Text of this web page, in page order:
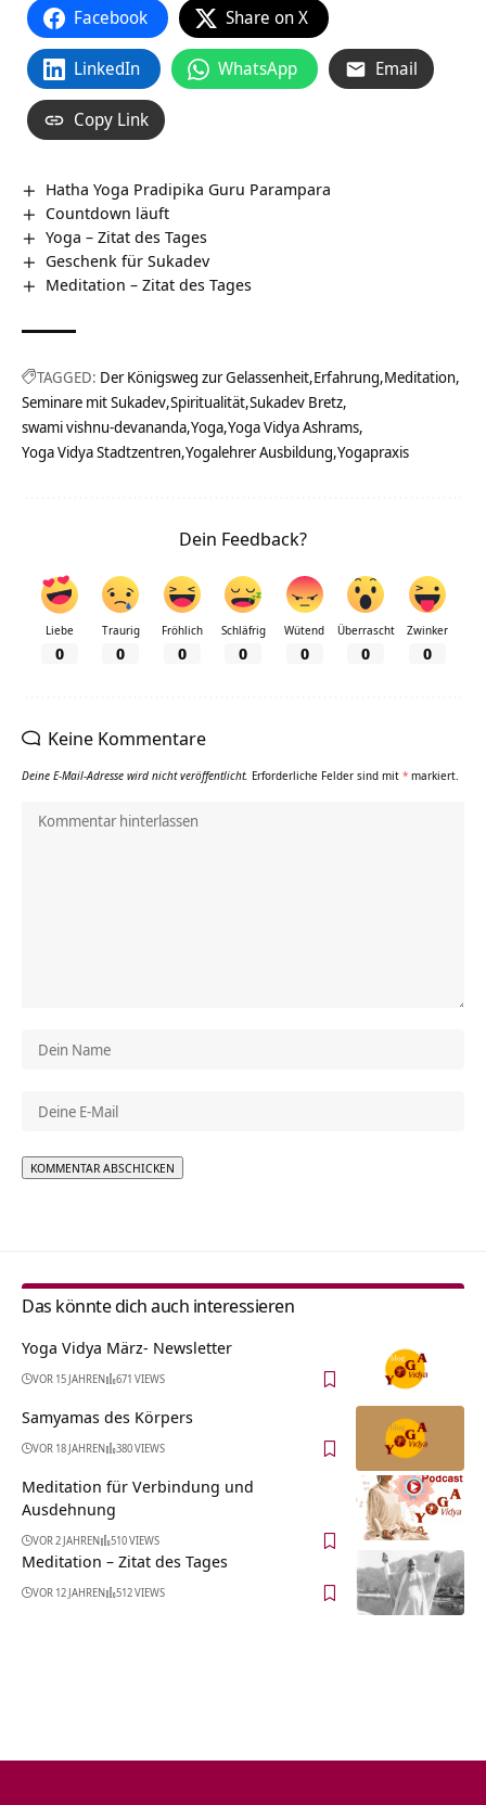
Facebook Share on X
LinkedIn WhatsApp Email
Copy Link
Hatha Yoga Pradipika Guru Parampara
Countdown läuft
Yoga – Zitat des Tages
Geschenk für Sukadev
Meditation – Zitat des Tages
TAGGED: Der Königsweg zur Gelassenheit Erfahrung Meditation
Seminare mit Sukadev Spiritualität Sukadev Bretz
swami vishnu-devananda Yoga Yoga Vidya Ashrams
Yoga Vidya Stadtzentren Yogalehrer Ausbildung Yogapraxis
Dein Feedback?
Liebe
0
Traurig
0
Fröhlich
0
Schläfrig
0
Wütend
0
Überrascht
0
Zwinker
0
Keine Kommentare
Deine E-Mail-Adresse wird nicht veröffentlicht. Erforderliche Felder sind mit * markiert.
Das könnte dich auch interessieren
Yoga Vidya März- Newsletter
VOR 15 JAHREN 671 VIEWS
Samyamas des Körpers
VOR 18 JAHREN 380 VIEWS
Meditation für Verbindung und
Ausdehnung
VOR 2 JAHREN 510 VIEWS
Meditation – Zitat des Tages
VOR 12 JAHREN 512 VIEWS